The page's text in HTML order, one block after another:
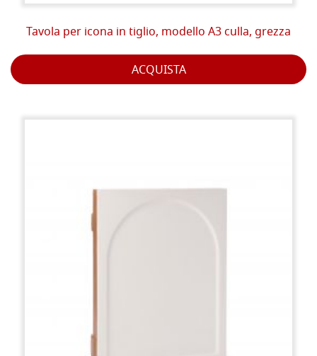
Tavola per icona in tiglio, modello A3 culla, grezza
ACQUISTA